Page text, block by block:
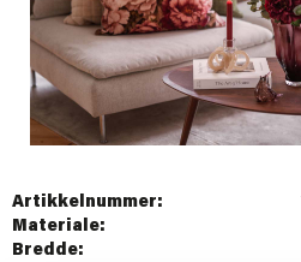
Artikkelnummer:
Materiale:
Bredde: